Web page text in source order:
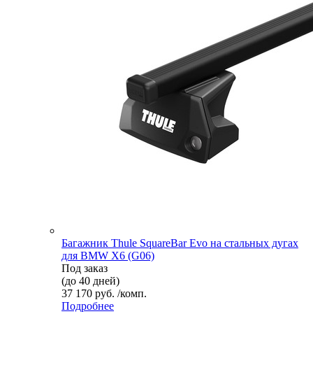
Багажник Thule SquareBar Evo на стальных дугах
для BMW X6 (G06)
Под заказ
(до 40 дней)
37 170 руб. /комп.
Подробнее